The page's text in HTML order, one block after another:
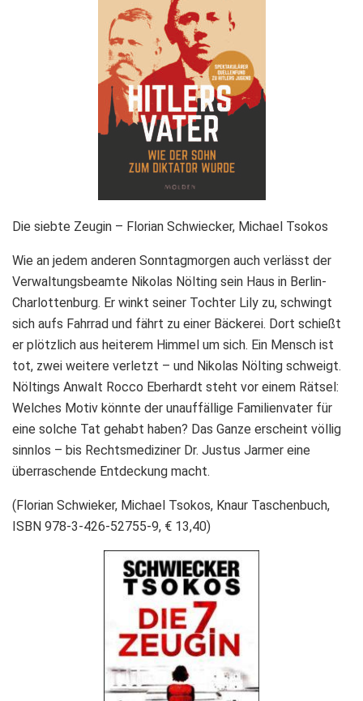
Die siebte Zeugin – Florian Schwiecker, Michael Tsokos
Wie an jedem anderen Sonntagmorgen auch verlässt der
Verwaltungsbeamte Nikolas Nölting sein Haus in Berlin-
Charlottenburg. Er winkt seiner Tochter Lily zu, schwingt
sich aufs Fahrrad und fährt zu einer Bäckerei. Dort schießt
er plötzlich aus heiterem Himmel um sich. Ein Mensch ist
tot, zwei weitere verletzt – und Nikolas Nölting schweigt.
Nöltings Anwalt Rocco Eberhardt steht vor einem Rätsel:
Welches Motiv könnte der unauffällige Familienvater für
eine solche Tat gehabt haben? Das Ganze erscheint völlig
sinnlos – bis Rechtsmediziner Dr. Justus Jarmer eine
überraschende Entdeckung macht.
(Florian Schwieker, Michael Tsokos, Knaur Taschenbuch,
ISBN 978-3-426-52755-9, € 13,40)